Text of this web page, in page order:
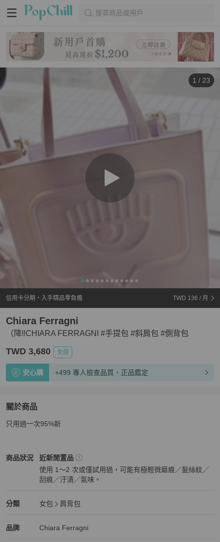
搜尋商品或用戶
1 / 23
信用卡分期・入手精品零負擔 TWD 136 / 月
（降‼️CHIARA FERRAGNI #手提包 #斜肩包 #側背包
Chiara Ferragni
TWD 3,680 免運
安心購 +499 專人檢查品質、正品鑑定
關於商品
關於（降‼️CHIARA FERRAGNI #手提包 #斜肩包 #側背包
只用過一次95%新
商品狀況
Chiara Ferragni女包商品狀態與細節
近新閒置品
使用 1～2 次或僅試用過，可能有極輕微磨痕／髮絲紋／
刮痕／汙漬／氣味。
分類
Chiara Ferragni 女包分類資訊
女包
肩背包
品牌
Chiara Ferragni精品女包品牌介紹
Chiara Ferragni
Chiara Ferragni推薦清單